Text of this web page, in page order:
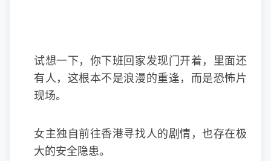
试想一下，你下班回家发现门开着，里面还
有人，这根本不是浪漫的重逢，而是恐怖片
现场。
女主独自前往香港寻找人的剧情，也存在极
大的安全隐患。